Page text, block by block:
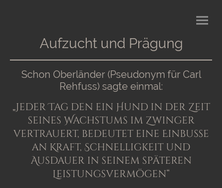
Aufzucht und Prägung
Schon Oberländer (Pseudonym für Carl
Rehfuss) sagte einmal:
„Jeder Tag den ein Hund in der Zeit
seines Wachstums im Zwinger
vertrauert, bedeutet eine Einbuße
an Kraft, Schnelligkeit und
Ausdauer in seinem späteren
Leistungsvermögen“